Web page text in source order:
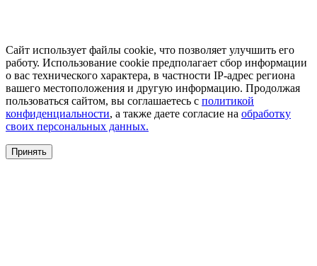
Сайт использует файлы cookie, что позволяет улучшить его
работу. Использование cookie предполагает сбор информации
о вас технического характера, в частности IP-адрес региона
вашего местоположения и другую информацию. Продолжая
пользоваться сайтом, вы соглашаетесь с политикой
конфиденциальности, а также даете согласие на обработку
своих персональных данных.
Принять